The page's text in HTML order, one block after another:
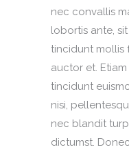
nec convallis
lobortis ante,
tincidunt mollis
auctor et.
tincidunt
nisi,
nec blandit
dictumst.